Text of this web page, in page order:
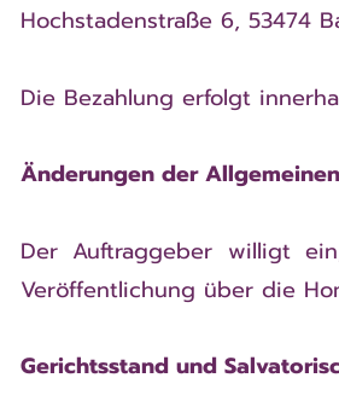
Hochstadenstraße 6, 53474
Die Bezahlung erfolgt
Änderungen der
Der Auftraggeber willigt
Veröffentlichung über die
Gerichtsstand und